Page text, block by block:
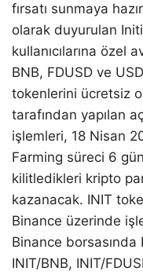
fırsatı sunmaya
olarak duyurulan
kullanıcılarına özel
BNB, FDUSD ve
tokenlerini ücretsiz
tarafından yapılan
işlemleri, 18 Nisan
Farming süreci 6
kilitledikleri kripto
kazanacak. INIT
Binance üzerinde
Binance borsasında
INIT/BNB, INIT/